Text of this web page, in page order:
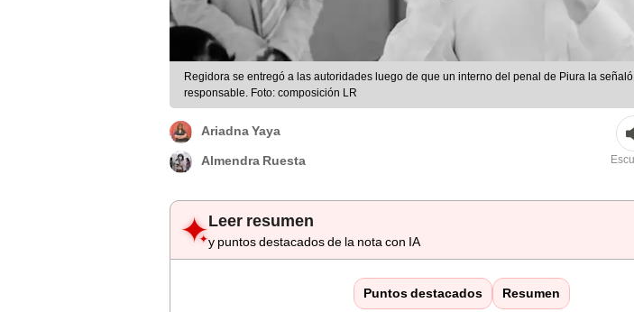
Regidora se entregó a las autoridades luego de que un interno del penal de Piura la
responsable. Foto: composición LR
Ariadna Yaya
Almendra Ruesta
Leer resumen
y puntos destacados de la nota con IA
Puntos destacados Resumen